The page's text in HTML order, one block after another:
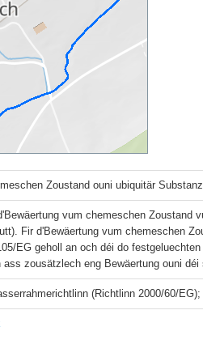
Zoustand ouni ubiquitär
vum chemeschen Zoustand
Fir d'Bewäertung vum chemeschen
EG geholl an och déi do